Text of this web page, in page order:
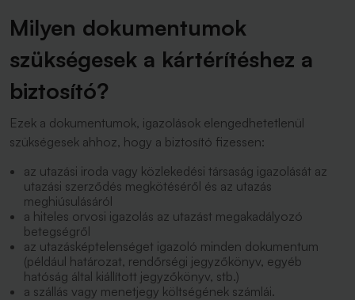
Milyen dokumentumok
szükségesek a kártérítéshez a
biztosító?
Ezek a dokumentumok, igazolások elengedhetetlenül
szükségesek ahhoz, hogy a biztosító fizessen:
az utazási iroda vagy közlekedési társaság igazolását az
utazási szerződés megkötéséről és az utazás
meghiúsulásáról
a hiteles orvosi igazolás az utazást megakadályozó
betegségről
az utazásképtelenséget igazoló minden dokumentum
(például határozat, rendőrségi jegyzőkönyv, egyéb
hatóság által kiállított jegyzőkönyv, stb.)
a szállás vagy menetjegy költségének számlái.